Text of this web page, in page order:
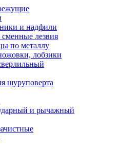
и надфили
лезвия
по металлу
лобзики
шуруповерта
и рычажный